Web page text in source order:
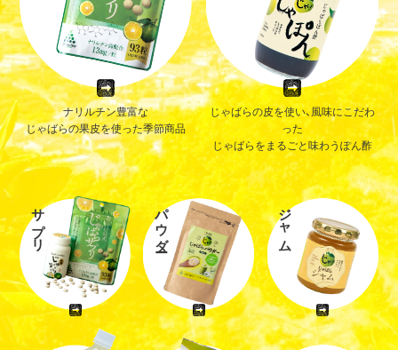
ナリルチン豊富な
じゃばらの果皮を使った季節商品
じゃばらの皮を使い、風味にこだわ
った
じゃばらをまるごと味わうぽん酢
サプリ パウダー ジャム